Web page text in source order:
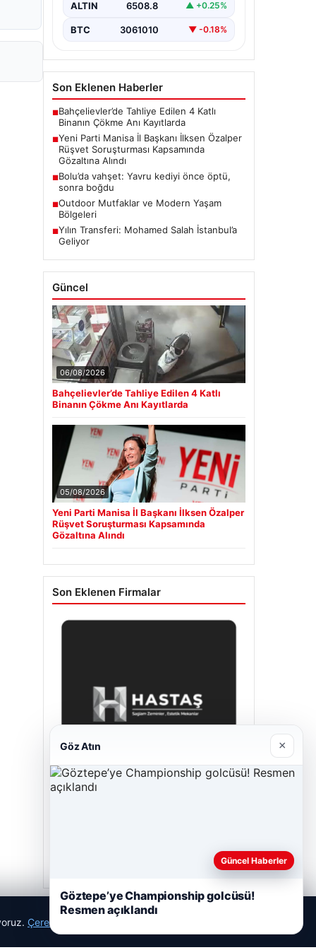
rüşvet soruşturmasında dikkat
Manisa…
ALTIN 6508.8 ▲ +0.25%
BTC 3061010 ▼ -0.18%
Son Eklenen Haberler
■Bahçelievler’de Tahliye Edilen 4 Katlı
Binanın Çökme Anı Kayıtlarda
■Yeni Parti Manisa İl Başkanı İlksen Özalper
Rüşvet Soruşturması Kapsamında
Gözaltına Alındı
■Bolu’da vahşet: Yavru kediyi önce öptü,
sonra boğdu
■Outdoor Mutfaklar ve Modern Yaşam
Bölgeleri
■Yılın Transferi: Mohamed Salah İstanbul’a
Geliyor
Güncel
06/08/2026
Bahçelievler’de Tahliye Edilen 4 Katlı
Binanın Çökme Anı Kayıtlarda
05/08/2026
Yeni Parti Manisa İl Başkanı İlksen Özalper
Rüşvet Soruşturması Kapsamında
Gözaltına Alındı
Son Eklenen Firmalar
Çerez Politikamız
Göz Atın ×
Güncel Haberler
Göztepe’ye Championship golcüsü!
Resmen açıklandı